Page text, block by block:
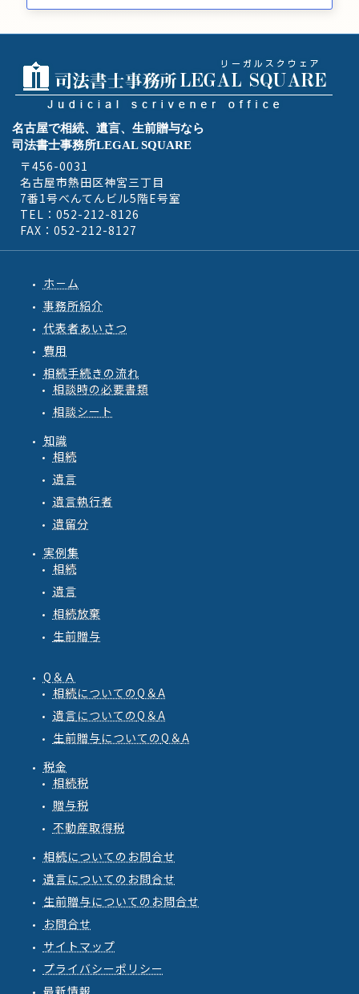
名古屋で相続、遺言、生前贈与なら
司法書士事務所LEGAL SQUARE
〒456-0031
名古屋市熱田区神宮三丁目
7番1号べんてんビル5階E号室
TEL：052-212-8126
FAX：052-212-8127
ホ－ム
事務所紹介
代表者あいさつ
費用
相続手続きの流れ
相談時の必要書類
相談シート
知識
相続
遺言
遺言執行者
遺留分
実例集
相続
遺言
相続放棄
生前贈与
Q＆Ａ
相続についてのQ ＆A
遺言についてのQ ＆A
生前贈与についてのQ ＆A
税金
相続税
贈与税
不動産取得税
相続についてのお問合せ
遺言についてのお問合せ
生前贈与についてのお問合せ
お問合せ
サイトマップ
プライバシーポリシー